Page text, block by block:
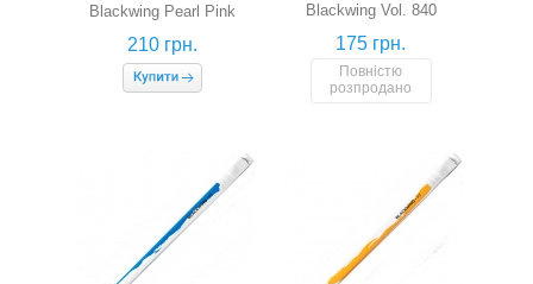
Blackwing Pearl Pink
210 грн.
Blackwing Vol. 840
175 грн.
Повністю
розпродано